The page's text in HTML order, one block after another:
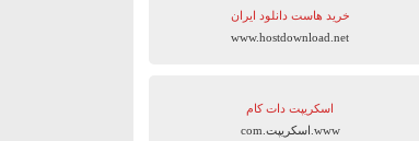
خرید هاست دانلود ایران
www.hostdownload.net
اسکریپت دات کام
www.اسکریپت.com